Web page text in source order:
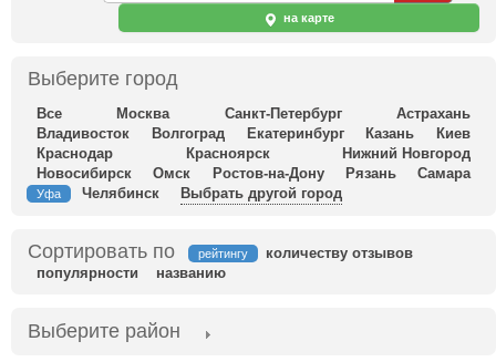
на карте
Выберите город
Все Москва Санкт-Петербург
Астрахань
Владивосток
Волгоград Екатеринбург Казань
Киев
Краснодар
Красноярск
Нижний Новгород
Новосибирск
Омск Ростов-на-Дону Рязань Самара
Уфа Челябинск Выбрать другой город
Сортировать по рейтингу
количеству отзывов
популярности
названию
Выберите район